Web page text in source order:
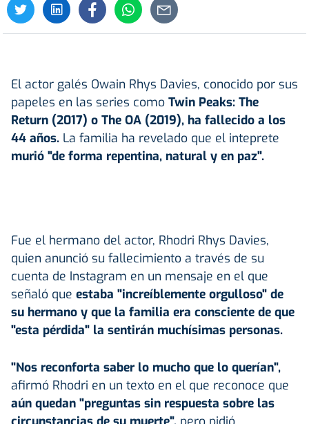
El actor galés Owain Rhys Davies, conocido por sus
papeles en las series como Twin Peaks: The
Return (2017) o The OA (2019), ha fallecido a los
44 años. La familia ha revelado que el inteprete
murió "de forma repentina, natural y en paz".
Fue el hermano del actor, Rhodri Rhys Davies,
quien anunció su fallecimiento a través de su
cuenta de Instagram en un mensaje en el que
señaló que estaba "increíblemente orgulloso" de
su hermano y que la familia era consciente de que
"esta pérdida" la sentirán muchísimas personas.
"Nos reconforta saber lo mucho que lo querían",
afirmó Rhodri en un texto en el que reconoce que
aún quedan "preguntas sin respuesta sobre las